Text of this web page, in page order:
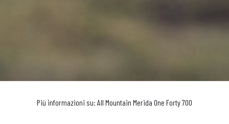
Più informazioni su: All Mountain Merida One Forty 700